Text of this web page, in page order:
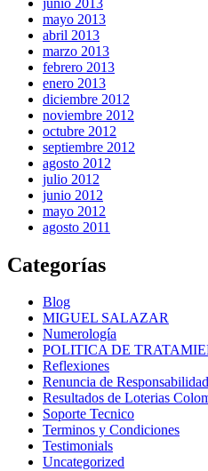
mayo 2013
abril 2013
marzo 2013
febrero 2013
enero 2013
diciembre 2012
noviembre 2012
octubre 2012
septiembre 2012
agosto 2012
julio 2012
junio 2012
mayo 2012
agosto 2011
Categorías
Blog
MIGUEL SALAZAR
Numerología
POLITICA DE
Reflexiones
Renuncia de Responsabilidad
Resultados de Loterias
Soporte Tecnico
Terminos y Condiciones
Testimonials
Uncategorized